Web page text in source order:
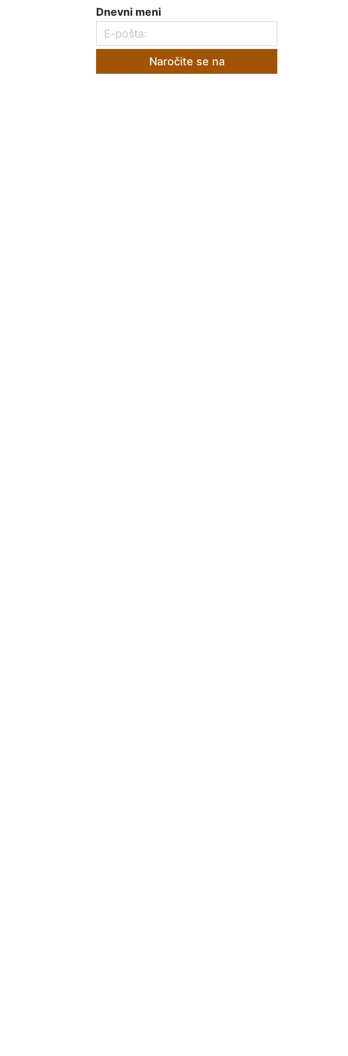
Dnevni meni
Naročite se na